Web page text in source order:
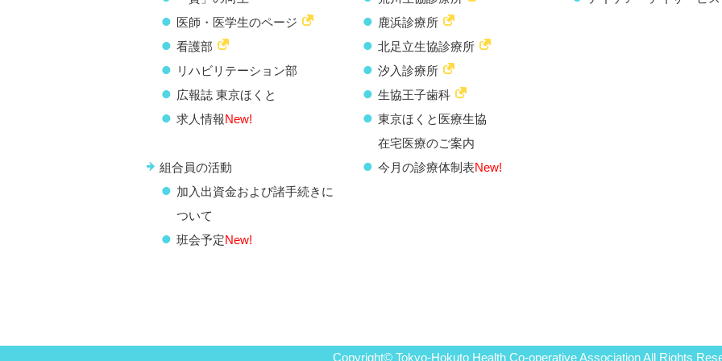
医師・医学生のページ
看護部
リハビリテーション部
広報誌 東京ほくと
求人情報New!
組合員の活動
加入出資金および諸手続きに
ついて
班会予定New!
鹿浜診療所
北足立生協診療所
汐入診療所
生協王子歯科
東京ほくと医療生協
在宅医療のご案内
今月の診療体制表New!
Copyright© Tokyo-Hokuto Health Co-operative Association All Rights